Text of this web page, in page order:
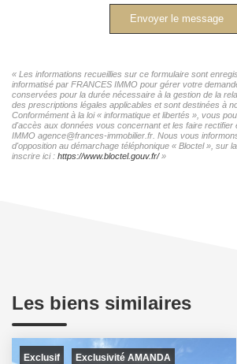
Envoyer le message
« Les informations recueillies sur ce formulaire sont
informatisé par FRANCES IMMO pour gérer votre
conservées pour la durée nécessaire à la gestion de la
des prescriptions légales applicables et sont destinées à
Conformément à la loi « informatique et libertés », vous
d'accès aux données vous concernant et les faire rectifier
IMMO agence@frances-immobilier.fr. Nous vous
d'opposition au démarchage téléphonique « Bloctel », sur
inscrire ici : https://www.bloctel.gouv.fr/»
Les biens similaires
Exclusif Exclusivité AMANDA